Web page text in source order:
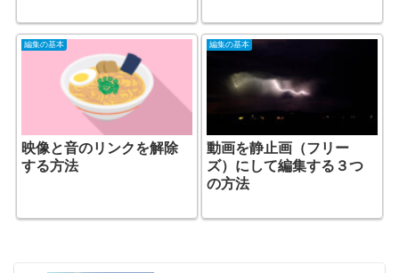
編集の基本
映像と音のリンクを解除
する方法
編集の基本
動画を静止画（フリー
ズ）にして編集する３つ
の方法